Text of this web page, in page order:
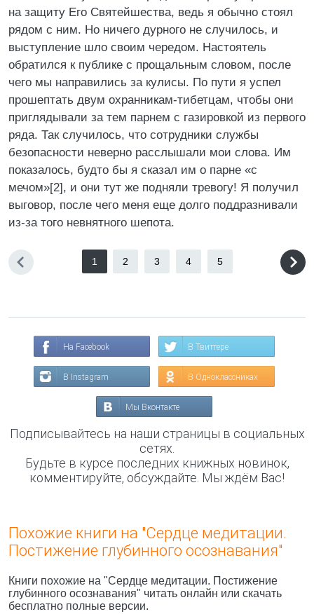
на защиту Его Святейшества, ведь я обычно стоял
рядом с ним. Но ничего дурного не случилось, и
выступление шло своим чередом. Настоятель
обратился к публике с прощальным словом, после
чего мы направились за кулисы. По пути я успел
прошептать двум охранникам-тибетцам, чтобы они
приглядывали за тем парнем с газировкой из первого
ряда. Так случилось, что сотрудники службы
безопасности неверно расслышали мои слова. Им
показалось, будто бы я сказал им о парне «с
мечом»[2], и они тут же подняли тревогу! Я получил
выговор, после чего меня еще долго поддразнивали
из-за того невнятного шепота.
1 2 3 4 5
На Facebook В Твиттере
В Instagram В Одноклассниках
Мы Вконтакте
Подписывайтесь на наши страницы в социальных
сетях.
Будьте в курсе последних книжных новинок,
комментируйте, обсуждайте. Мы ждём Вас!
Похожие книги на "Сердце медитации.
Постижение глубинного осознавания"
Книги похожие на "Сердце медитации. Постижение
глубинного осознавания" читать онлайн или скачать
бесплатно полные версии.